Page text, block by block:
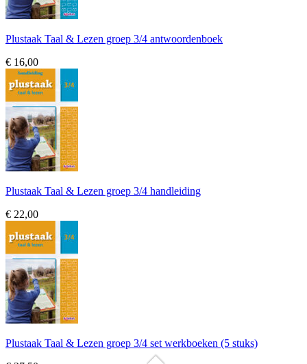
Plustaak Taal & Lezen groep 3/4 antwoordenboek
€ 16,00
Plustaak Taal & Lezen groep 3/4 handleiding
€ 22,00
Plustaak Taal & Lezen groep 3/4 set werkboeken (5 stuks)